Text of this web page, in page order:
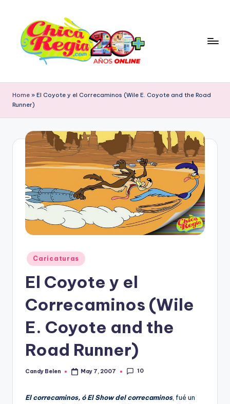
content
h
i
R
&
con
Tendencia
Retro
Home » El Coyote y el Correcaminos (Wile E. Coyote and the Road
Runner)
Posted
in
Caricaturas
El Coyote y el
Correcaminos (Wile
E. Coyote and the
Road Runner)
Posted
Candy Belen May 7, 2007 10
El correcaminos, ó El Show del correcaminos, fué un